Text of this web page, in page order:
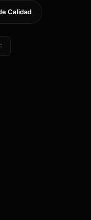
Calidad